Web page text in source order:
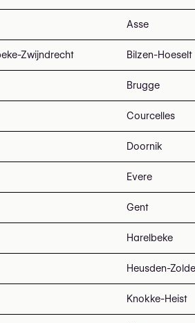
Asse
Zwijndrecht Bilzen-Hoeselt
Brugge
Courcelles
Doornik
Evere
Gent
Harelbeke
Heusden-
Knokke-Heist